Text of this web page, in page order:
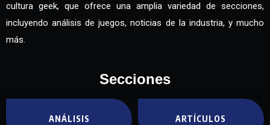
cultura geek, que ofrece una amplia variedad de secciones,
incluyendo análisis de juegos, noticias de la industria, y mucho
más.
Secciones
ANÁLISIS ARTÍCULOS